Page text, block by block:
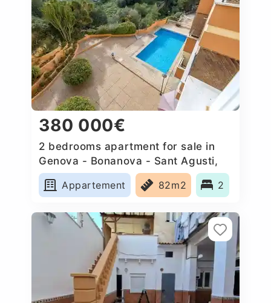
380 000€
2 bedrooms apartment for sale in
Genova - Bonanova - Sant Agusti,
Spain
Appartement
82m2 2